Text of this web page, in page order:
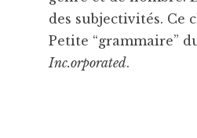
des subjectivités. Ce
Petite “grammaire”
Inc.orporated.